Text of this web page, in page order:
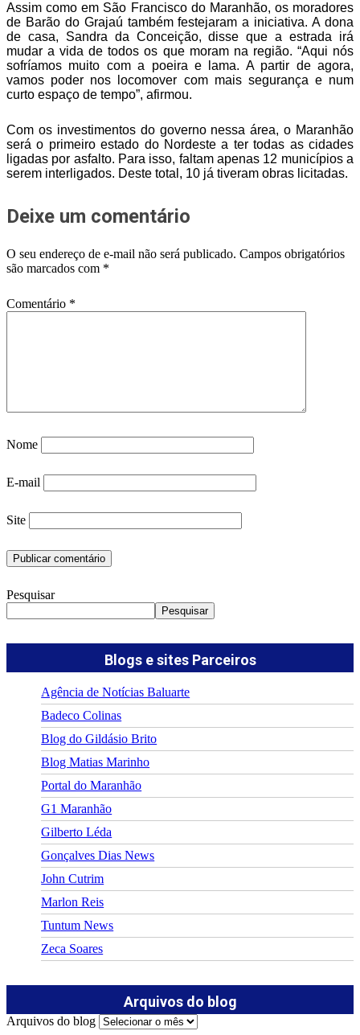
Assim como em São Francisco do Maranhão, os moradores
de Barão do Grajaú também festejaram a iniciativa. A dona
de casa, Sandra da Conceição, disse que a estrada irá
mudar a vida de todos os que moram na região. “Aqui nós
sofríamos muito com a poeira e lama. A partir de agora,
vamos poder nos locomover com mais segurança e num
curto espaço de tempo”, afirmou.
Com os investimentos do governo nessa área, o Maranhão
será o primeiro estado do Nordeste a ter todas as cidades
ligadas por asfalto. Para isso, faltam apenas 12 municípios a
serem interligados. Deste total, 10 já tiveram obras licitadas.
Deixe um comentário
O seu endereço de e-mail não será publicado. Campos obrigatórios
são marcados com *
Comentário *
Nome
E-mail
Site
Pesquisar
Pesquisar
Blogs e sites Parceiros
Agência de Notícias Baluarte
Badeco Colinas
Blog do Gildásio Brito
Blog Matias Marinho
Portal do Maranhão
G1 Maranhão
Gilberto Léda
Gonçalves Dias News
John Cutrim
Marlon Reis
Tuntum News
Zeca Soares
Arquivos do blog
Arquivos do blog